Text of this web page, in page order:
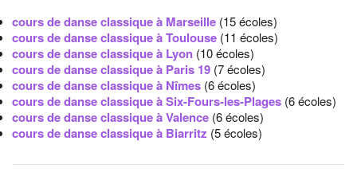
cours de danse classique à Marseille (15 écoles)
cours de danse classique à Toulouse (11 écoles)
cours de danse classique à Lyon (10 écoles)
cours de danse classique à Paris 19 (7 écoles)
cours de danse classique à Nîmes (6 écoles)
cours de danse classique à Six-Fours-les-Plages (6 écoles)
cours de danse classique à Valence (6 écoles)
cours de danse classique à Biarritz (5 écoles)